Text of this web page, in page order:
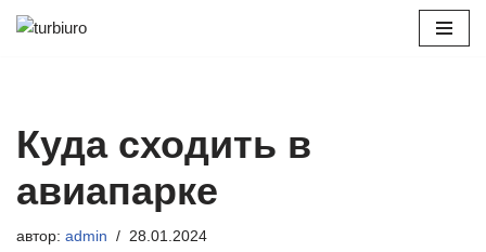
Куда сходить в
авиапарке
автор: admin 28.01.2024